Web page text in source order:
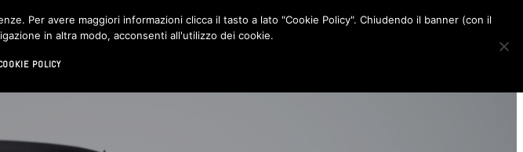
TECH CHI SIAMO CONTATTI
o
g
r
d
Per avere maggiori informazioni clicca il tasto a lato "Cookie Policy". Chiudendo il banner (con il
in altra modo, acconsenti all'utilizzo dei cookie.
POLICY